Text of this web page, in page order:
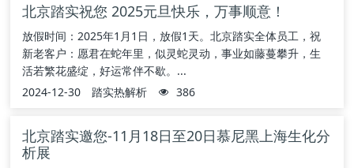
北京踏实祝您 2025元旦快乐，万事顺意！
放假时间：2025年1月1日，放假1天。北京踏实全体员工，祝
新老客户：愿君在蛇年里，似灵蛇灵动，事业如藤蔓攀升，生
活若繁花盛绽，好运常伴不歇。...
2024-12-30
踏实热解析 386
北京踏实邀您-11月18日至20日慕尼黑上海生化分
析展